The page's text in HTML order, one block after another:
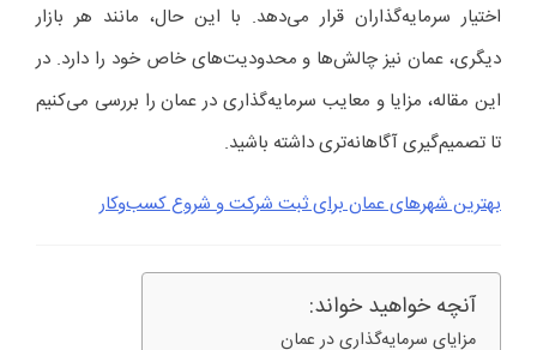
اختیار سرمایه‌گذاران قرار می‌دهد. با این حال، مانند هر بازار
دیگری، عمان نیز چالش‌ها و محدودیت‌های خاص خود را دارد. در
این مقاله، مزایا و معایب سرمایه‌گذاری در عمان را بررسی می‌کنیم
تا تصمیم‌گیری آگاهانه‌تری داشته باشید.
بهترین شهرهای عمان برای ثبت شرکت و شروع کسب‌وکار
آنچه خواهید خواند:
مزایای سرمایه‌گذاری در عمان